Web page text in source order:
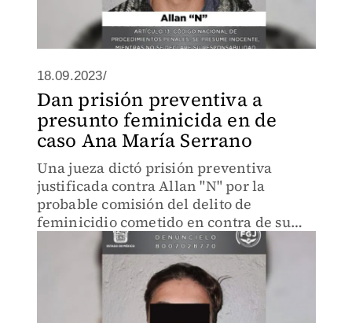
18.09.2023/
Dan prisión preventiva a
presunto feminicida en de
caso Ana María Serrano
Una jueza dictó prisión preventiva
justificada contra Allan "N" por la
probable comisión del delito de
feminicidio cometido en contra de su
novia Ana María Serrano Céspedes, en
el municipio de Atizapán, en el Estado
de México.